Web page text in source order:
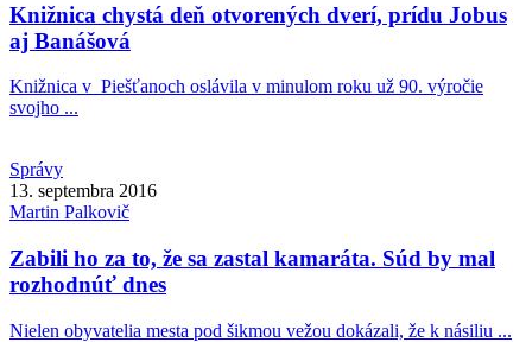
Knižnica chystá deň otvorených dverí, prídu Jobus
aj Banášová
Knižnica v Piešťanoch oslávila v minulom roku už 90. výročie
svojho ...
Správy
13. septembra 2016
Martin Palkovič
Zabili ho za to, že sa zastal kamaráta. Súd by mal
rozhodnúť dnes
Nielen obyvatelia mesta pod šikmou vežou dokázali, že k násiliu ...